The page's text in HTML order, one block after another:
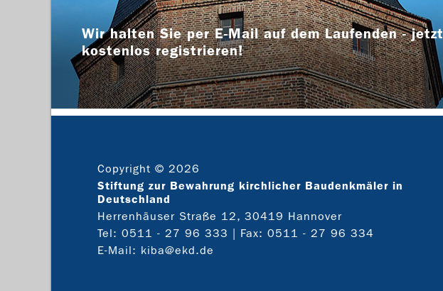
Wir halten Sie per E-Mail auf dem Laufenden - jetzt
kostenlos registrieren!
Copyright © 2026
Stiftung zur Bewahrung kirchlicher Baudenkmäler in
Deutschland
Herrenhäuser Straße 12, 30419 Hannover
Tel: 0511 - 27 96 333 | Fax: 0511 - 27 96 334
E-Mail: kiba@ekd.de